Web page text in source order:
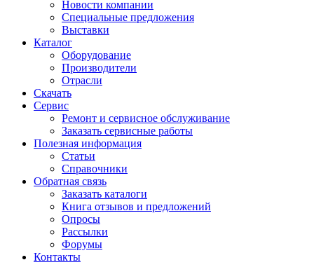
Новости компании
Специальные предложения
Выставки
Каталог
Оборудование
Производители
Отрасли
Скачать
Сервис
Ремонт и сервисное обслуживание
Заказать сервисные работы
Полезная информация
Статьи
Справочники
Обратная связь
Заказать каталоги
Книга отзывов и предложений
Опросы
Рассылки
Форумы
Контакты